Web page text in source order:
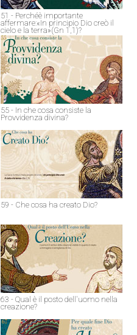
51 - Perchéè importante
affermare:«In principio Dio creò il
cielo e la terra»(Gn 1,1)?
55 - In che cosa consiste la
Provvidenza divina?
59 - Che cosa ha creato Dio?
63 - Qual è il posto dell'uomo nella
creazione?